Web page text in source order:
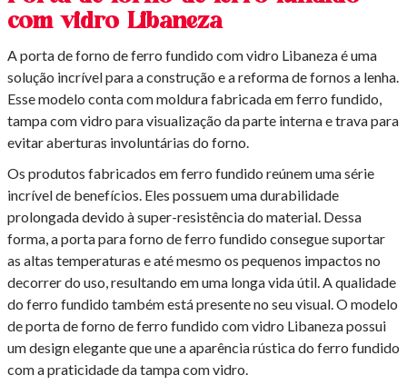
com vidro Libaneza
A porta de forno de ferro fundido com vidro Libaneza é uma
solução incrível para a construção e a reforma de fornos a lenha.
Esse modelo conta com moldura fabricada em ferro fundido,
tampa com vidro para visualização da parte interna e trava para
evitar aberturas involuntárias do forno.
Os produtos fabricados em ferro fundido reúnem uma série
incrível de benefícios. Eles possuem uma durabilidade
prolongada devido à super-resistência do material. Dessa
forma, a porta para forno de ferro fundido consegue suportar
as altas temperaturas e até mesmo os pequenos impactos no
decorrer do uso, resultando em uma longa vida útil. A qualidade
do ferro fundido também está presente no seu visual. O modelo
de porta de forno de ferro fundido com vidro Libaneza possui
um design elegante que une a aparência rústica do ferro fundido
com a praticidade da tampa com vidro.